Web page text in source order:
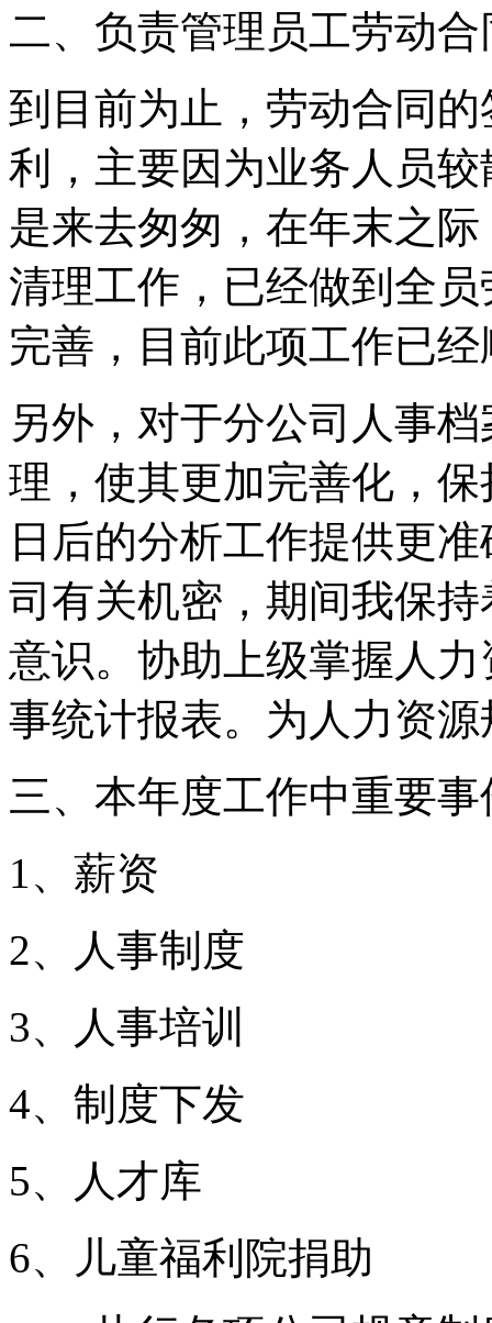
二、负责管理员工劳动
到目前为止，劳动合同
利，主要因为业务人员
是来去匆匆，在年末之
清理工作，已经做到全
完善，目前此项工作已
另外，对于分公司人事
理，使其更加完善化，
日后的分析工作提供更
司有关机密，期间我保
意识。协助上级掌握人
事统计报表。为人力资
三、本年度工作中重要事
1、薪资
2、人事制度
3、人事培训
4、制度下发
5、人才库
6、儿童福利院捐助